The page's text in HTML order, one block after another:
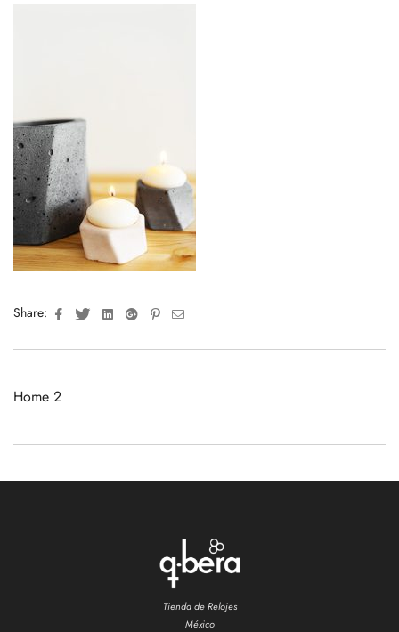
Share: FacebookTwitterLinkedinGoogle+Pinterest
Email
Home 2
Tienda de Relojes
México